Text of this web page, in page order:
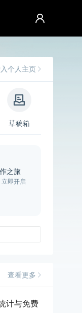
个人主页
草稿箱
之旅
即开启
查看更多
计与免费